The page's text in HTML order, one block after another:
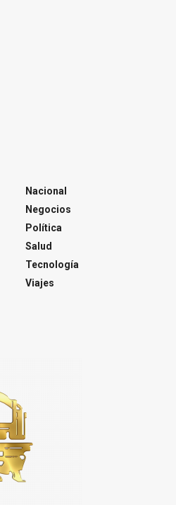
Nacional
Negocios
Política
Salud
Tecnología
Viajes